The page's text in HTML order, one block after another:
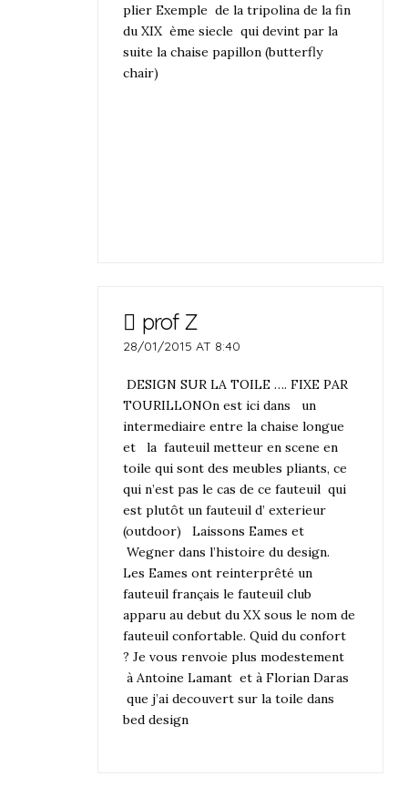
plier Exemple de la tripolina de la fin
du XIX ème siecle qui devint par la
suite la chaise papillon (butterfly
chair)
prof Z
28/01/2015 AT 8:40
DESIGN SUR LA TOILE …. FIXE PAR
TOURILLONOn est ici dans un
intermediaire entre la chaise longue
et la fauteuil metteur en scene en
toile qui sont des meubles pliants, ce
qui n’est pas le cas de ce fauteuil qui
est plutôt un fauteuil d’ exterieur
(outdoor) Laissons Eames et
Wegner dans l’histoire du design.
Les Eames ont reinterprêté un
fauteuil français le fauteuil club
apparu au debut du XX sous le nom de
fauteuil confortable. Quid du confort
? Je vous renvoie plus modestement
à Antoine Lamant et à Florian Daras
que j’ai decouvert sur la toile dans
bed design